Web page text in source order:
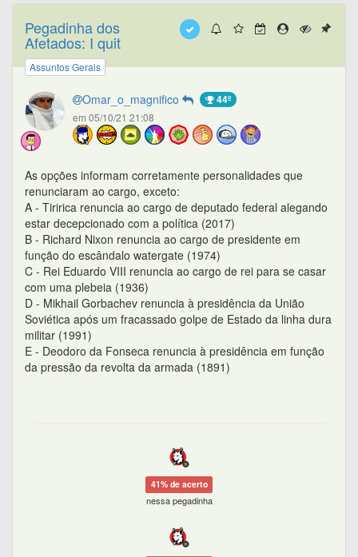
Pegadinha dos
Afetados: I quit
Assuntos Gerais
Omar_o_magnifico 44º
em 05/10/21 21:08
As opções informam corretamente personalidades que
renunciaram ao cargo, exceto:
A - Tiririca renuncia ao cargo de deputado federal alegando
estar decepcionado com a política (2017)
B - Richard Nixon renuncia ao cargo de presidente em
função do escândalo watergate (1974)
C - Rei Eduardo VIII renuncia ao cargo de rei para se casar
com uma plebeia (1936)
D - Mikhail Gorbachev renuncia à presidência da União
Soviética após um fracassado golpe de Estado da linha dura
militar (1991)
E - Deodoro da Fonseca renuncia à presidência em função
da pressão da revolta da armada (1891)
41% de acerto
nessa pegadinha